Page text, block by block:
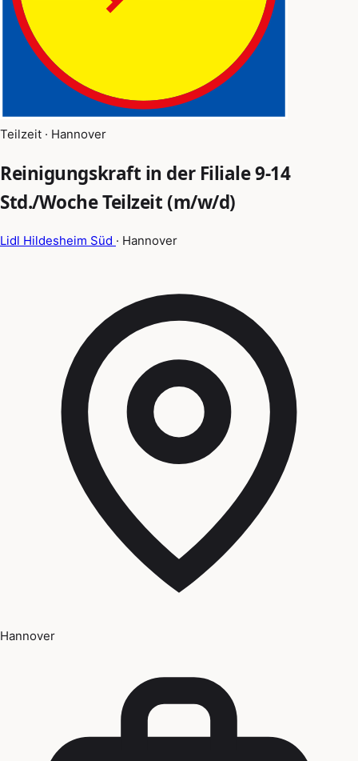
Teilzeit · Hannover
Reinigungskraft in der Filiale 9-14
Std./Woche Teilzeit (m/w/d)
Lidl Hildesheim Süd · Hannover
Hannover